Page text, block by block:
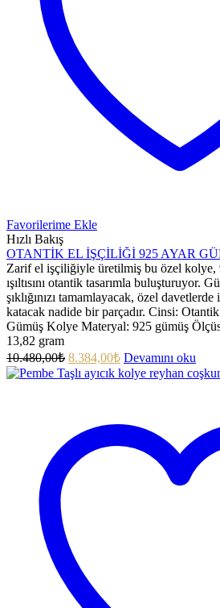
Favorilerime Ekle
Hızlı Bakış
OTANTİK EL İŞÇİLİĞİ 925 AYAR
Zarif el işçiliğiyle üretilmiş bu özel kolye,
ışıltısını otantik tasarımla buluşturuyor.
şıklığınızı tamamlayacak, özel davetlerde
katacak nadide bir parçadır. Cinsi:
Gümüş Kolye Materyal: 925 gümüş
13,82 gram
10.480,00₺ 8.384,00₺ Devamını oku